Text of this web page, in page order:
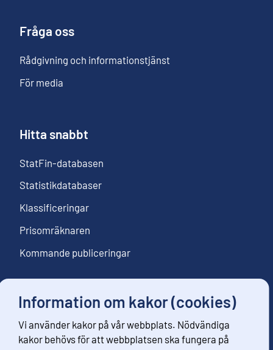
Information om kakor (cookies)
Vi använder kakor på vår webbplats. Nödvändiga
kakor behövs för att webbplatsen ska fungera på
Fråga oss
Rådgivning och informationstjänst
För media
Hitta snabbt
StatFin-databasen
Statistikdatabaser
Klassificeringar
Prisomräknaren
Kommande publiceringar
Följ oss
Beställ nyhetsbrev